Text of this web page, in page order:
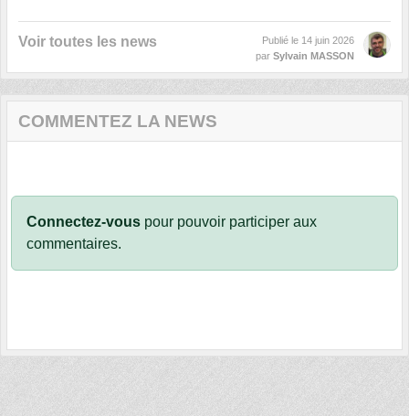
Voir toutes les news Publié le 14 juin 2026
par Sylvain MASSON
COMMENTEZ LA NEWS
Connectez-vous pour pouvoir participer aux
commentaires.